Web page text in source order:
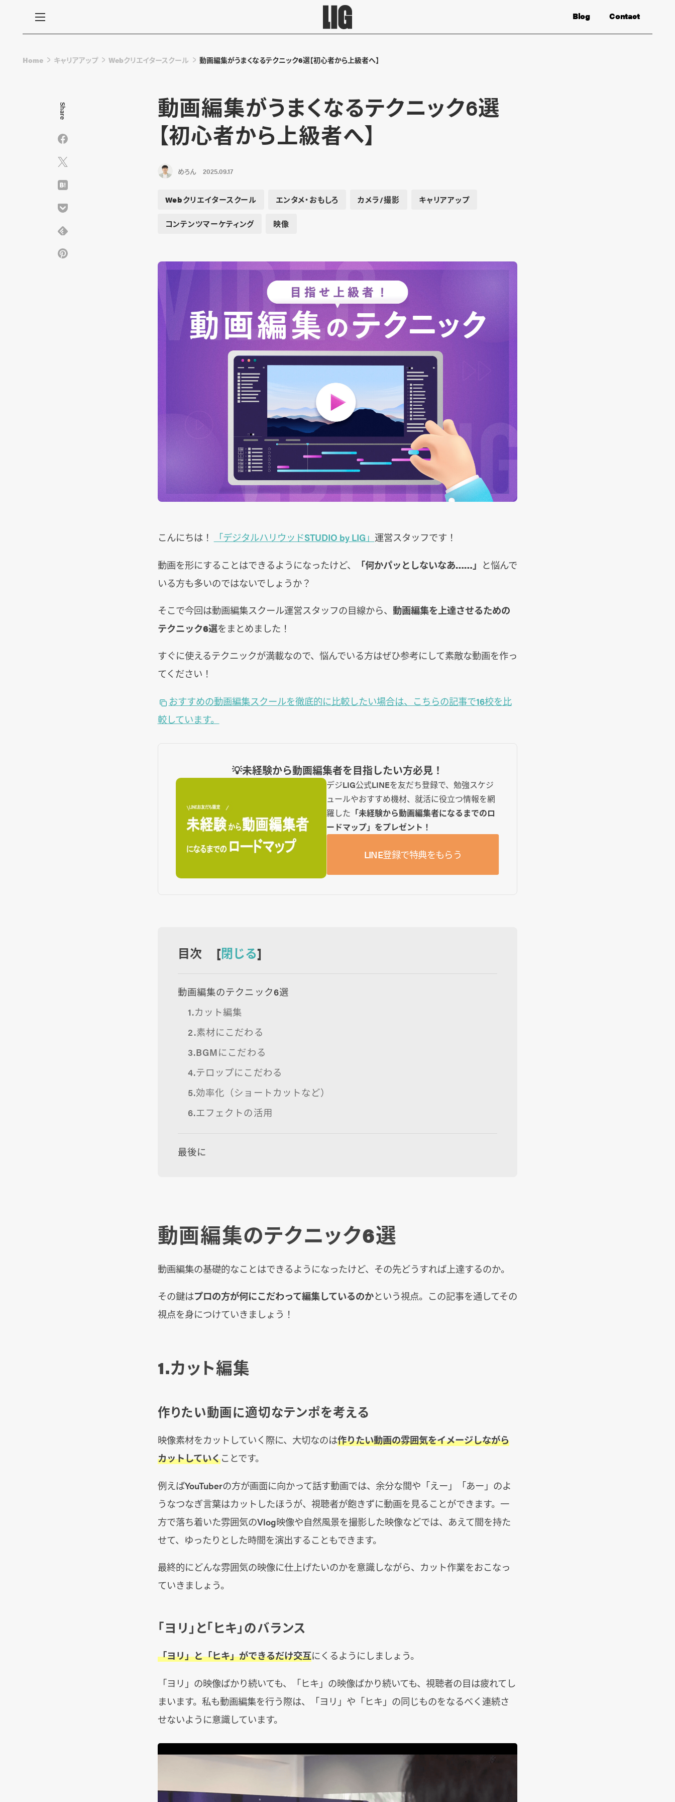
Contact
Blog
Home キャリアアップ Webクリエイタースクール 動画編集がうまくなるテクニック6選【初心者から上級者へ】
動画編集がうまくなるテクニック6選
【初心者から上級者へ】
めろん 2025.09.17
Webクリエイタースクール エンタメ・おもしろ カメラ/撮影 キャリアアップ
コンテンツマーケティング 映像
こんにちは！ 「デジタルハリウッドSTUDIO by LIG」 運営スタッフです！
動画を形にすることはできるようになったけど、 「何かパッとしないなあ……」 と悩んで
いる方も多いのではないでしょうか？
そこで今回は動画編集スクール運営スタッフの目線から、 動画編集を上達させるための
テクニック6選をまとめました！
すぐに使えるテクニックが満載なので、悩んでいる方はぜひ参考にして素敵な動画を作っ
てください！
おすすめの動画編集スクールを徹底的に比較したい場合は、こちらの記事で16校を比
較しています。
💡未経験から動画編集者を目指したい方必見！
デジLIG公式LINEを友だち登録で、勉強スケジ
ュールやおすすめ機材、就活に役立つ情報を網
羅した 「未経験から動画編集者になるまでのロ
ードマップ」をプレゼント！
LINE登録で特典をもらう
目次 [閉じる]
動画編集のテクニック6選
1.カット編集
2.素材にこだわる
3.BGMにこだわる
4.テロップにこだわる
5.効率化（ショートカットなど）
6.エフェクトの活用
最後に
動画編集のテクニック6選
動画編集の基礎的なことはできるようになったけど、その先どうすれば上達するのか。
その鍵はプロの方が何にこだわって編集しているのかという視点。この記事を通してその
視点を身につけていきましょう！
1.カット編集
作りたい動画に適切なテンポを考える
映像素材をカットしていく際に、大切なのは作りたい動画の雰囲気をイメージしながら
カットしていくことです。
例えばYouTuberの方が画面に向かって話す動画では、余分な間や「えー」「あー」のよ
うなつなぎ言葉はカットしたほうが、視聴者が飽きずに動画を見ることができます。一
方で落ち着いた雰囲気のVlog映像や自然風景を撮影した映像などでは、あえて間を持た
せて、ゆったりとした時間を演出することもできます。
最終的にどんな雰囲気の映像に仕上げたいのかを意識しながら、カット作業をおこなっ
ていきましょう。
「ヨリ」と「ヒキ」のバランス
「ヨリ」と「ヒキ」ができるだけ交互にくるようにしましょう。
「ヨリ」の映像ばかり続いても、「ヒキ」の映像ばかり続いても、視聴者の目は疲れてし
まいます。私も動画編集を行う際は、「ヨリ」や「ヒキ」の同じものをなるべく連続さ
せないように意識しています。
Share